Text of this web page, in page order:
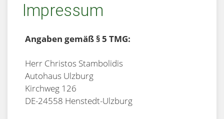
Impressum
Angaben gemäß § 5 TMG:
Herr Christos Stambolidis
Autohaus Ulzburg
Kirchweg 126
DE-24558 Henstedt-Ulzburg